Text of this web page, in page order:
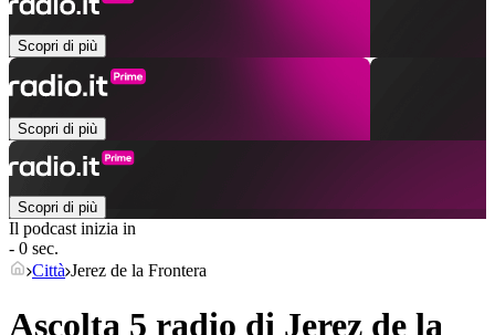
Scopri di più
Scopri di più
Scopri di più
Il podcast inizia in
- 0 sec.
Città Jerez de la Frontera
Ascolta 5 radio di Jerez de la